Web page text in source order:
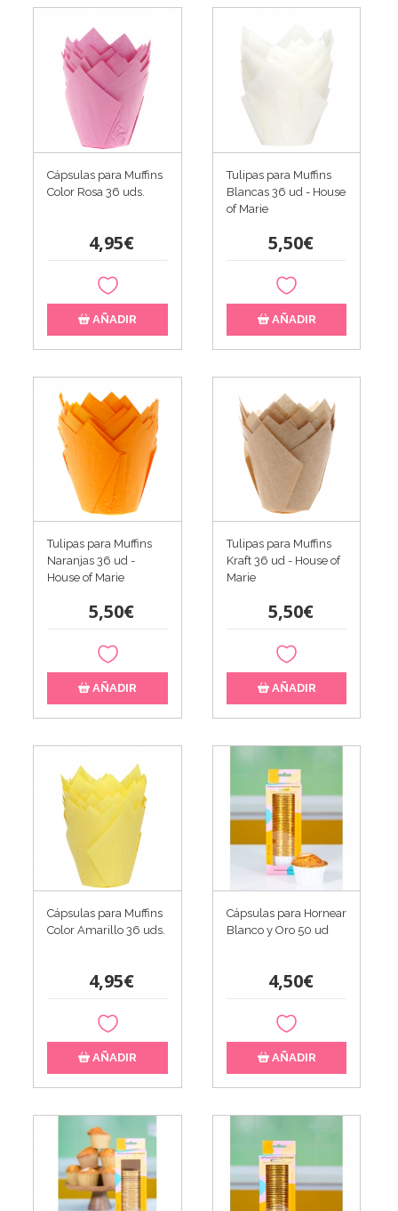
Cápsulas para Muffins
Color Rosa 36 uds.
4,95€
AÑADIR
Tulipas para Muffins
Blancas 36 ud - House
of Marie
5,50€
AÑADIR
Tulipas para Muffins
Naranjas 36 ud -
House of Marie
5,50€
AÑADIR
Tulipas para Muffins
Kraft 36 ud - House of
Marie
5,50€
AÑADIR
Cápsulas para Muffins
Color Amarillo 36 uds.
4,95€
AÑADIR
Cápsulas para Hornear
Blanco y Oro 50 ud
4,50€
AÑADIR